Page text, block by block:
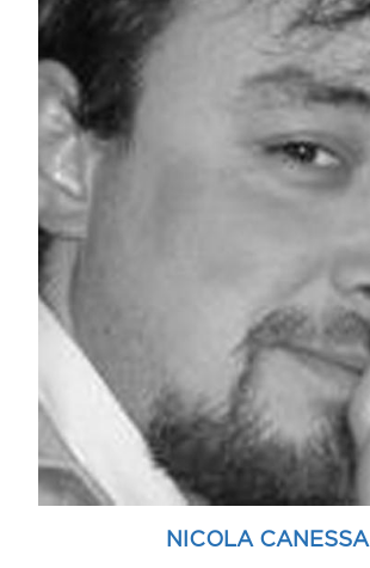
NICOLA CANESSA